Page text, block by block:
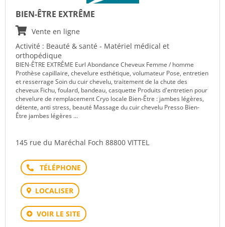
BIEN-ÊTRE EXTRÊME
Vente en ligne
Activité : Beauté & santé - Matériel médical et
orthopédique
BIEN-ÊTRE EXTRÊME Eurl Abondance Cheveux Femme / homme
Prothèse capillaire, chevelure esthétique, volumateur Pose, entretien
et resserrage Soin du cuir chevelu, traitement de la chute des
cheveux Fichu, foulard, bandeau, casquette Produits d'entretien pour
chevelure de remplacement Cryo locale Bien-Être : jambes légères,
détente, anti stress, beauté Massage du cuir chevelu Presso Bien-
Être jambes légères ...
145 rue du Maréchal Foch 88800 VITTEL
Téléphone
LOCALISER
VOIR LE SITE